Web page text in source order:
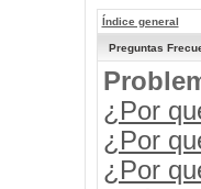
Índice general
Preguntas
¿Por
¿Por
¿Por